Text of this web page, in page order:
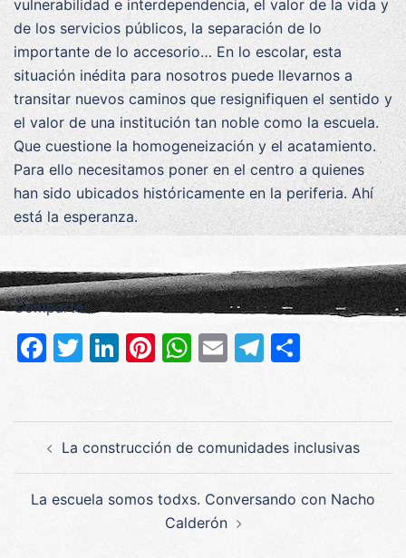
vulnerabilidad e interdependencia, el valor de la vida y
de los servicios públicos, la separación de lo
importante de lo accesorio… En lo escolar, esta
situación inédita para nosotros puede llevarnos a
transitar nuevos caminos que resignifiquen el sentido y
el valor de una institución tan noble como la escuela.
Que cuestione la homogeneización y el acatamiento.
Para ello necesitamos poner en el centro a quienes
han sido ubicados históricamente en la periferia. Ahí
está la esperanza.
Comparte:
Facebook
Twitter
LinkedIn
Pinterest
WhatsApp
EmailTelegram
La construcción de comunidades inclusivas
La escuela somos todxs. Conversando con Nacho
Calderón